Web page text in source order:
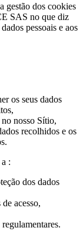
gestão dos cookies
SAS no que diz
pessoais e aos
os seus dados
nosso Sítio,
recolhidos e os
:
dos dados
acesso,